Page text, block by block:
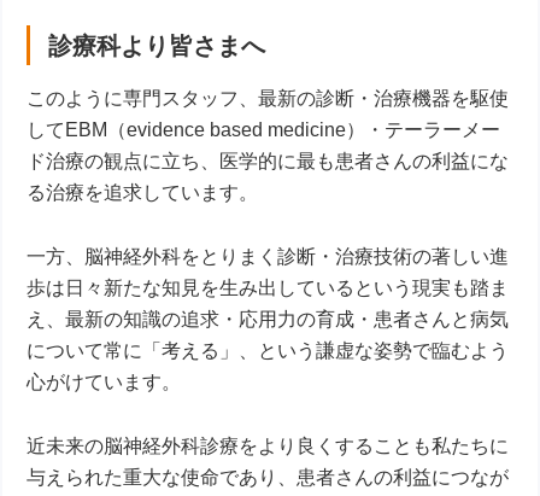
診療科より皆さまへ
このように専門スタッフ、最新の診断・治療機器を駆使
してEBM（evidence based medicine）・テーラーメー
ド治療の観点に立ち、医学的に最も患者さんの利益にな
る治療を追求しています。
一方、脳神経外科をとりまく診断・治療技術の著しい進
歩は日々新たな知見を生み出しているという現実も踏ま
え、最新の知識の追求・応用力の育成・患者さんと病気
について常に「考える」、という謙虚な姿勢で臨むよう
心がけています。
近未来の脳神経外科診療をより良くすることも私たちに
与えられた重大な使命であり、患者さんの利益につなが